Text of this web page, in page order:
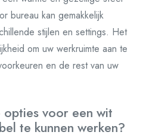
bureau kan gemakkelijk
stijlen en settings. Het
om uw werkruimte aan te
en de rest van uw
voor een wit
te kunnen werken?